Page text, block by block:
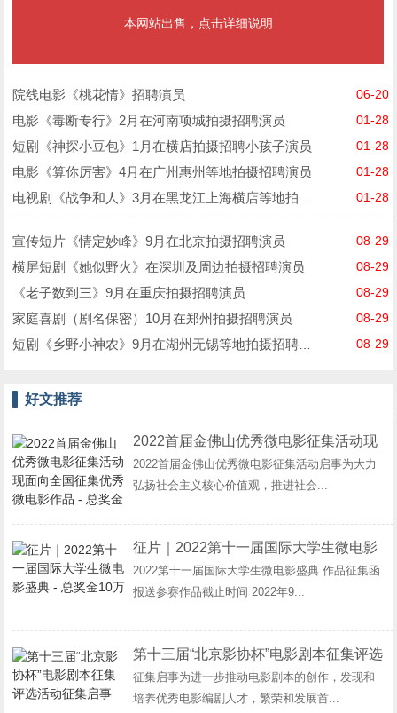
本网站出售，点击详细说明
院线电影《桃花情》招聘演员 06-20
电影《毒断专行》2月在河南项城拍摄招聘演员 01-28
短剧《神探小豆包》1月在横店拍摄招聘小孩子演员 01-28
电影《算你厉害》4月在广州惠州等地拍摄招聘演员
01-28
01-28
宣传短片《情定妙峰》9月在北京拍摄招聘演员 08-29
横屏短剧《她似野火》在深圳及周边拍摄招聘演员 08-29
《老子数到三》9月在重庆拍摄招聘演员 08-29
家庭喜剧（剧名保密）10月在郑州拍摄招聘演员
08-29
08-29
好文推荐
2022首届金佛山优秀微电影征集活动现
面向全国征集优秀微电影作品 - 总奖金
89万
2022首届金佛山优秀微电影征集活动启事为大力
弘扬社会主义核心价值观，推进社会...
征片｜2022第十一届国际大学生微电影
盛典 - 总奖金10万
2022第十一届国际大学生微电影盛典 作品征集函
报送参赛作品截止时间 2022年9...
第十三届“北京影协杯”电影剧本征集评选
活动征集启事
征集启事为进一步推动电影剧本的创作，发现和
培养优秀电影编剧人才，繁荣和发展首...